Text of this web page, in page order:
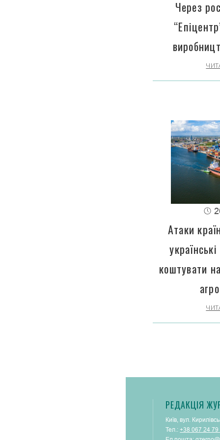
Через
Атаки
коштувати
РЕДАКЦІЯ
Київ, вул.
Тел.:+38 067 24 79